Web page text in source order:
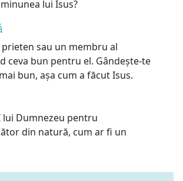
lui Isus?
sau un membru al
ceva bun pentru el. Gândește-te
bun, așa cum a făcut Isus.
Dumnezeu pentru
din natură, cum ar fi un